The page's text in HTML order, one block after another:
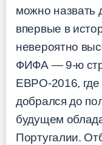
можно назвать
впервые в
невероятно
ФИФА — 9-ю
ЕВРО-2016, где
добрался до
будущем
Португалии.